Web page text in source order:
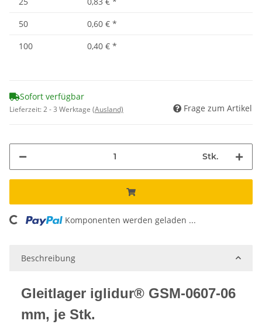
50
0,60 € *
100
0,40 € *
Sofort verfügbar
Lieferzeit:2 - 3 Werktage (Ausland) Frage zum Artikel
Stk.
Komponenten werden geladen ...
Beschreibung
Gleitlager iglidur® GSM-0607-06
mm, je Stk.